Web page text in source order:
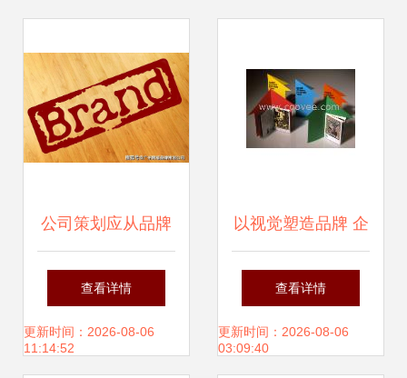
公司策划应从品牌
形象打造开始 企业
形象策划的起点与
查看详情
更新时间：2026-08-06
11:14:52
以视觉塑造品牌 企
业形象策划与服装
包装设计的交汇之
查看详情
更新时间：2026-08-06
03:09:40